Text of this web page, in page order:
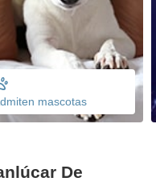
mascotas
De